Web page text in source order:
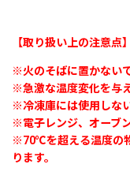
【取り扱い上の注意点】
※火のそばに置かない
※急激な温度変化を与
※冷凍庫には使用しな
※電子レンジ、オーブ
※70℃を超える温度の
ります。